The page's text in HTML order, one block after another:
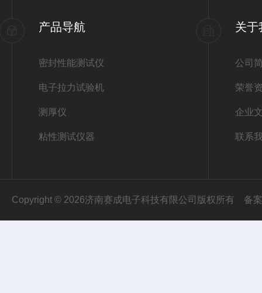
产品导航
密封性能测试仪
电子拉力试验机
测厚仪
粘性测试仪器
关于
公司
荣誉
企业
联系
Copyright © 2026济南赛成电子科技有限公司版权所有 备